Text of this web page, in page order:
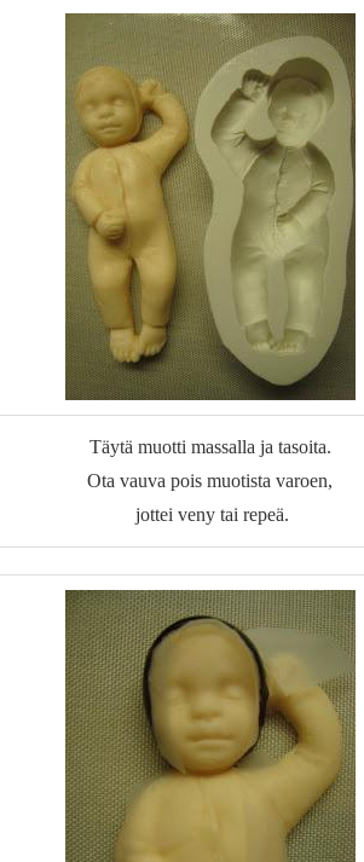
Täytä muotti massalla ja tasoita.
Ota vauva pois muotista varoen,
jottei veny tai repeä.